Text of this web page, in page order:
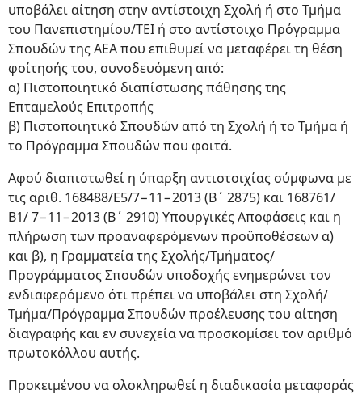
υποβάλει αίτηση στην αντίστοιχη Σχολή ή στο Τμήμα
του Πανεπιστημίου/ΤΕΙ ή στο αντίστοιχο Πρόγραμμα
Σπουδών της ΑΕΑ που επιθυμεί να μεταφέρει τη θέση
φοίτησής του, συνοδευόμενη από:
α) Πιστοποιητικό διαπίστωσης πάθησης της
Επταμελούς Επιτροπής
β) Πιστοποιητικό Σπουδών από τη Σχολή ή το Τμήμα ή
το Πρόγραμμα Σπουδών που φοιτά.
Αφού διαπιστωθεί η ύπαρξη αντιστοιχίας σύμφωνα με
τις αριθ. 168488/Ε5/7−11−2013 (Β΄ 2875) και 168761/
Β1/ 7−11−2013 (Β΄ 2910) Υπουργικές Αποφάσεις και η
πλήρωση των προαναφερόμενων προϋποθέσεων α)
και β), η Γραμματεία της Σχολής/Τμήματος/
Προγράμματος Σπουδών υποδοχής ενημερώνει τον
ενδιαφερόμενο ότι πρέπει να υποβάλει στη Σχολή/
Τμήμα/Πρόγραμμα Σπουδών προέλευσης του αίτηση
διαγραφής και εν συνεχεία να προσκομίσει τον αριθμό
πρωτοκόλλου αυτής.
Προκειμένου να ολοκληρωθεί η διαδικασία μεταφοράς